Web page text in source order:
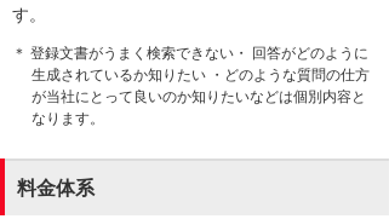
す。
＊ 登録文書がうまく検索できない・ 回答がどのように
生成されているか知りたい ・どのような質問の仕方
が当社にとって良いのか知りたいなどは個別内容と
なります。
料金体系